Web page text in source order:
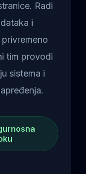
Radi
i
tim provodi
sistema i